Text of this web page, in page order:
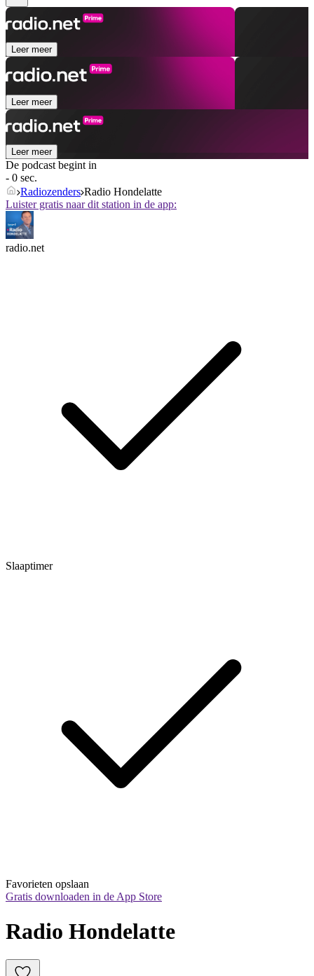
Leer meer
Leer meer
Leer meer
De podcast begint in
- 0 sec.
Radiozenders Radio Hondelatte
Luister gratis naar dit station in de app:
radio.net
Slaaptimer
Favorieten opslaan
Gratis downloaden in de App Store
Radio Hondelatte